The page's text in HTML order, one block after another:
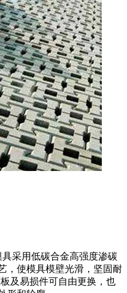
具采用低碳合金高强度渗碳
，使模具模壁光滑，坚固耐
及易损件可自由更换，也